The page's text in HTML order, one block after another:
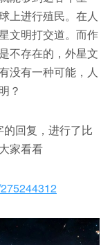
上进行殖民。在人
文明打交道。而作
不存在的，外星文
没有一种可能，人
？
回复，进行了比
家看看